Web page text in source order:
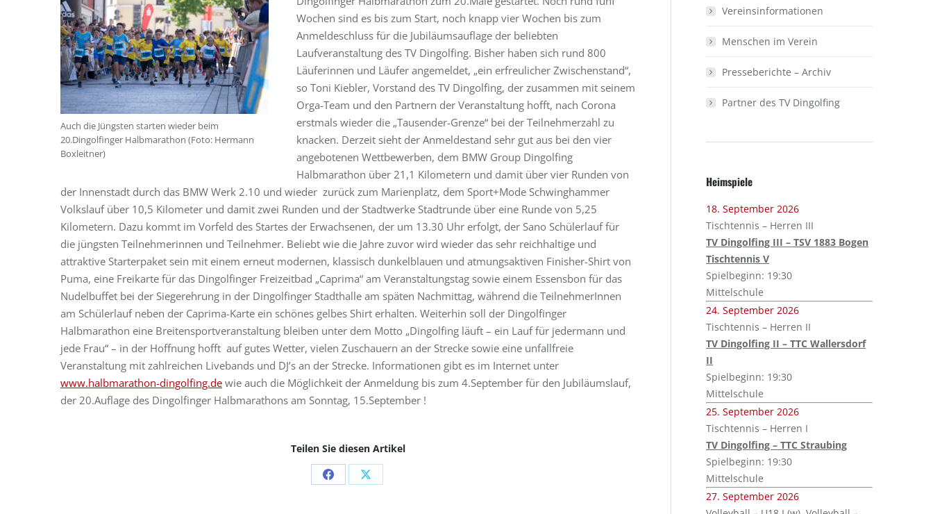
Auch die Jüngsten starten wieder beim
20.Dingolfinger Halbmarathon (Foto: Hermann
Boxleitner)
Wochen sind es bis zum Start, noch knapp vier Wochen bis zum
Anmeldeschluss für die Jubiläumsauflage der beliebten
Laufveranstaltung des TV Dingolfing. Bisher haben sich rund 800
Läuferinnen und Läufer angemeldet, „ein erfreulicher Zwischenstand“,
so Toni Kiebler, Vorstand des TV Dingolfing, der zusammen mit seinem
Orga-Team und den Partnern der Veranstaltung hofft, nach Corona
erstmals wieder die „Tausender-Grenze“ bei der Teilnehmerzahl zu
knacken. Derzeit sieht der Anmeldestand sehr gut aus bei den vier
angebotenen Wettbewerben, dem BMW Group Dingolfing
Halbmarathon über 21,1 Kilometern und damit über vier Runden von
der Innenstadt durch das BMW Werk 2.10 und wieder zurück zum Marienplatz, dem Sport+Mode Schwinghammer
Volkslauf über 10,5 Kilometer und damit zwei Runden und der Stadtwerke Stadtrunde über eine Runde von 5,25
Kilometern. Dazu kommt im Vorfeld des Startes der Erwachsenen, der um 13.30 Uhr erfolgt, der Sano Schülerlauf für
die jüngsten Teilnehmerinnen und Teilnehmer. Beliebt wie die Jahre zuvor wird wieder das sehr reichhaltige und
attraktive Starterpaket sein mit einem erneut modernen, klassisch dunkelblauen und atmungsaktiven Finisher-Shirt von
Puma, eine Freikarte für das Dingolfinger Freizeitbad „Caprima“ am Veranstaltungstag sowie einem Essensbon für das
Nudelbuffet bei der Siegerehrung in der Dingolfinger Stadthalle am späten Nachmittag, während die TeilnehmerInnen
am Schülerlauf neben der Caprima-Karte ein schönes gelbes Shirt erhalten. Weiterhin soll der Dingolfinger
Halbmarathon eine Breitensportveranstaltung bleiben unter dem Motto „Dingolfing läuft – ein Lauf für jedermann und
jede Frau“ – in der Hoffnung hofft auf gutes Wetter, vielen Zuschauern an der Strecke sowie eine unfallfreie
Veranstaltung mit zahlreichen Livebands und DJ’s an der Strecke. Informationen gibt es im Internet unter
www.halbmarathon-dingolfing.de wie auch die Möglichkeit der Anmeldung bis zum 4.September für den Jubiläumslauf,
der 20.Auflage des Dingolfinger Halbmarathons am Sonntag, 15.September !
Teilen Sie diesen Artikel
Share Share
Vereinsinformationen
Menschen im Verein
Presseberichte – Archiv
Partner des TV Dingolfing
Heimspiele
18. September 2026
Tischtennis – Herren III
TV Dingolfing III – TSV 1883 Bogen
Tischtennis V
Spielbeginn: 19:30
Mittelschule
24. September 2026
Tischtennis – Herren II
TV Dingolfing II – TTC Wallersdorf
II
Spielbeginn: 19:30
Mittelschule
25. September 2026
Tischtennis – Herren I
TV Dingolfing – TTC Straubing
Spielbeginn: 19:30
Mittelschule
27. September 2026